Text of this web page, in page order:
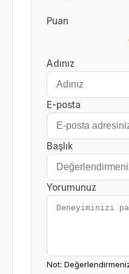
Puan
Adınız
E-posta
Başlık
Yorumunuz
Not: